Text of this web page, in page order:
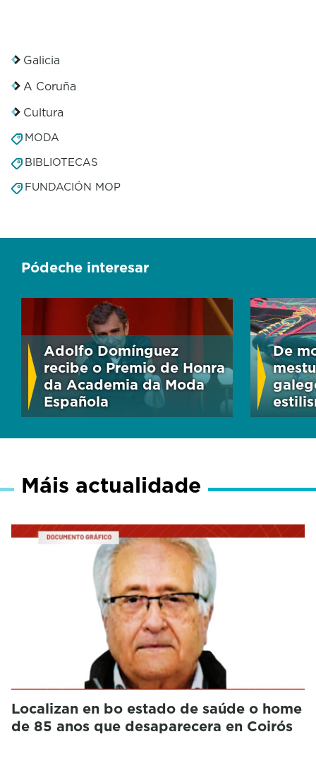
Galicia
A Coruña
Cultura
MODA
BIBLIOTECAS
FUNDACIÓN MOP
Pódeche interesar
Adolfo Domínguez
recibe o Premio de Honra
da Academia da Moda
Española
De
Máis actualidade
Localizan en bo estado de saúde o home
de 85 anos que desaparecera en Coirós